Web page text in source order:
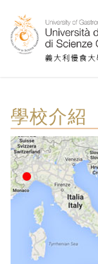
學校介紹